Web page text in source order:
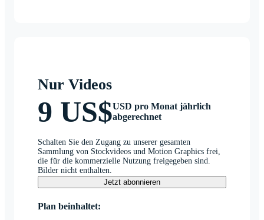
Nur Videos
9 US$USD pro Monat jährlich
abgerechnet
Schalten Sie den Zugang zu unserer gesamten
Sammlung von Stockvideos und Motion Graphics frei,
die für die kommerzielle Nutzung freigegeben sind.
Bilder nicht enthalten.
Jetzt abonnieren
Plan beinhaltet: